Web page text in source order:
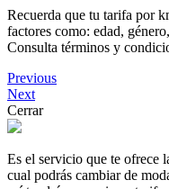
Recuerda que tu tarifa por
factores como: edad,
Consulta términos y
Previous
Next
Cerrar
Es el servicio que te ofrece
cual podrás cambiar de